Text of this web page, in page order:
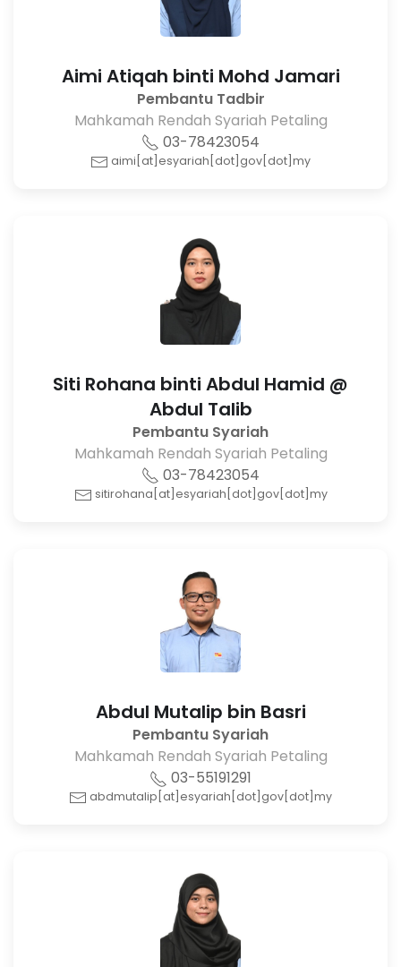
Aimi Atiqah binti Mohd Jamari
Pembantu Tadbir
Mahkamah Rendah Syariah Petaling
03-78423054
aimi[at]esyariah[dot]gov[dot]my
Siti Rohana binti Abdul Hamid @
Abdul Talib
Pembantu Syariah
Mahkamah Rendah Syariah Petaling
03-78423054
sitirohana[at]esyariah[dot]gov[dot]my
Abdul Mutalip bin Basri
Pembantu Syariah
Mahkamah Rendah Syariah Petaling
03-55191291
abdmutalip[at]esyariah[dot]gov[dot]my